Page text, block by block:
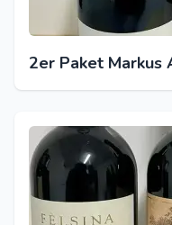
2er Paket